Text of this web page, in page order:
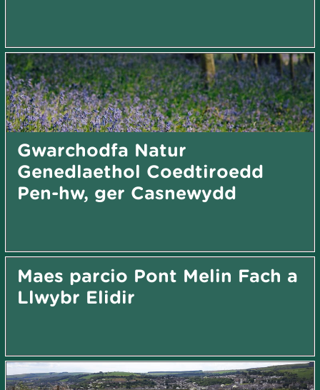
Gwarchodfa Natur
Genedlaethol Coedtiroedd
Pen-hw, ger Casnewydd
Maes parcio Pont Melin Fach a
Llwybr Elidir